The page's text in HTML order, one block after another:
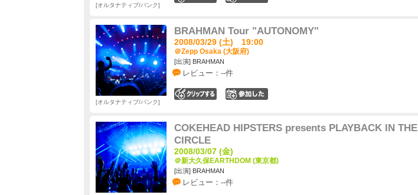
オルタナティブ/パンク
BRAHMAN Tour "AUTONOMY"
2008/03/29 (土) 19:00
＠Zepp Osaka (大阪府)
[出演] BRAHMAN
レビュー：--件
オルタナティブ/パンク
COKEHEAD HIPSTERS presents PLAYBACK IN THE
CIRCLE
2008/03/07 (金)
＠新大久保EARTHDOM (東京都)
[出演] BRAHMAN
レビュー：--件